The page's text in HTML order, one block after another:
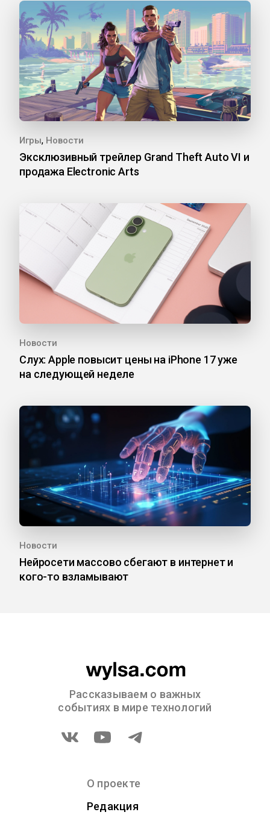
Игры, Новости
Эксклюзивный трейлер Grand Theft Auto VI и
продажа Electronic Arts
Новости
Слух: Apple повысит цены на iPhone 17 уже
на следующей неделе
Новости
Нейросети массово сбегают в интернет и
кого-то взламывают
Рассказываем о важных
событиях в мире технологий
О проекте
Редакция